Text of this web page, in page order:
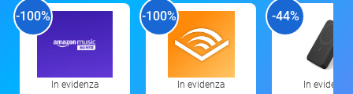
-100%
In evidenza
-100%
In evidenza
-44%
In evidenza